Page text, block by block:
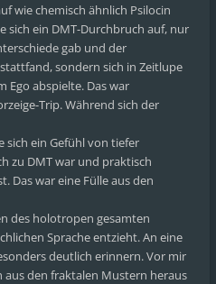
wie chemisch ähnlich Psilocin
sich ein DMT-Durchbruch auf, nur
gab und der
sondern sich in Zeitlupe
Ego abspielte. Das war
Trip. Während sich der
sich ein Gefühl von tiefer
zu DMT war und praktisch
Das war eine Fülle aus den
des holotropen gesamten
Sprache entzieht. An eine
deutlich erinnern. Vor mir
aus den fraktalen Mustern heraus